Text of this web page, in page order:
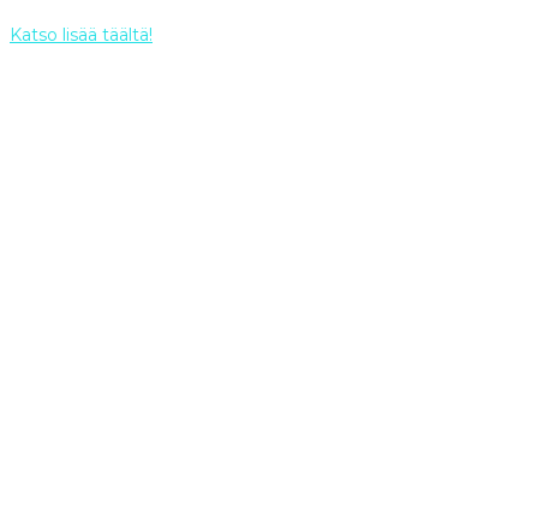
Katso lisää täältä!